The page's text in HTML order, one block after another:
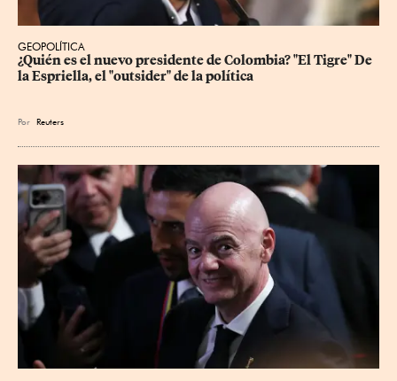
GEOPOLÍTICA
¿Quién es el nuevo presidente de Colombia? "El Tigre" De
la Espriella, el "outsider" de la política
Por Reuters